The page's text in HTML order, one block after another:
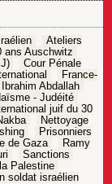
Ateliers
ans Auschwitz
Cour Pénale
France-
Abdallah
- Judéité
juif du 30
Nettoyage
Prisonniers
de Gaza
Ramy
Sanctions
Palestine
soldat israélien